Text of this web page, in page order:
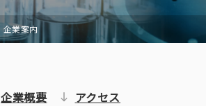
企業案内
企業概要 アクセス